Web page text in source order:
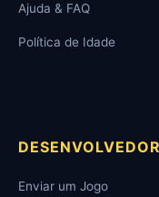
Ajuda & FAQ
Política de Idade
Enviar um Jogo